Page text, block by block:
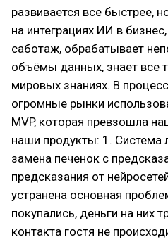
развивается все быстрее,
на интеграциях ИИ в
саботаж, обрабатывает
объёмы данных, знает все
мировых знаниях. В
огромные рынки
MVP, которая превзошла
наши продукты: 1. Система
замена печенок с
предсказания от
устранена основная
покупались, деньги на них
контакта гостя не